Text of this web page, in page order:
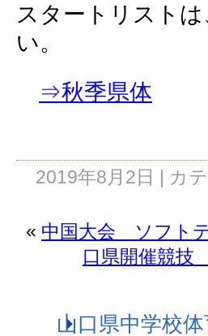
スタートリスト
い。
⇒秋季県体
2019年8月2日 | カ
« 中国大会 ソフト
口県開催競技
山口県中学校